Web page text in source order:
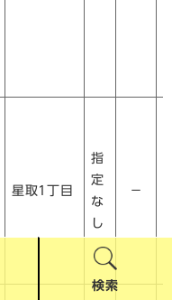
検索
星取1丁目
指
定
な
し
－